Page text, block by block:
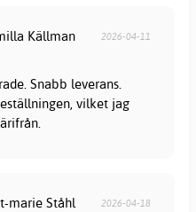
Källman 2026-04-11
Snabb leverans.
vilket jag
marie Ståhl 2026-04-18